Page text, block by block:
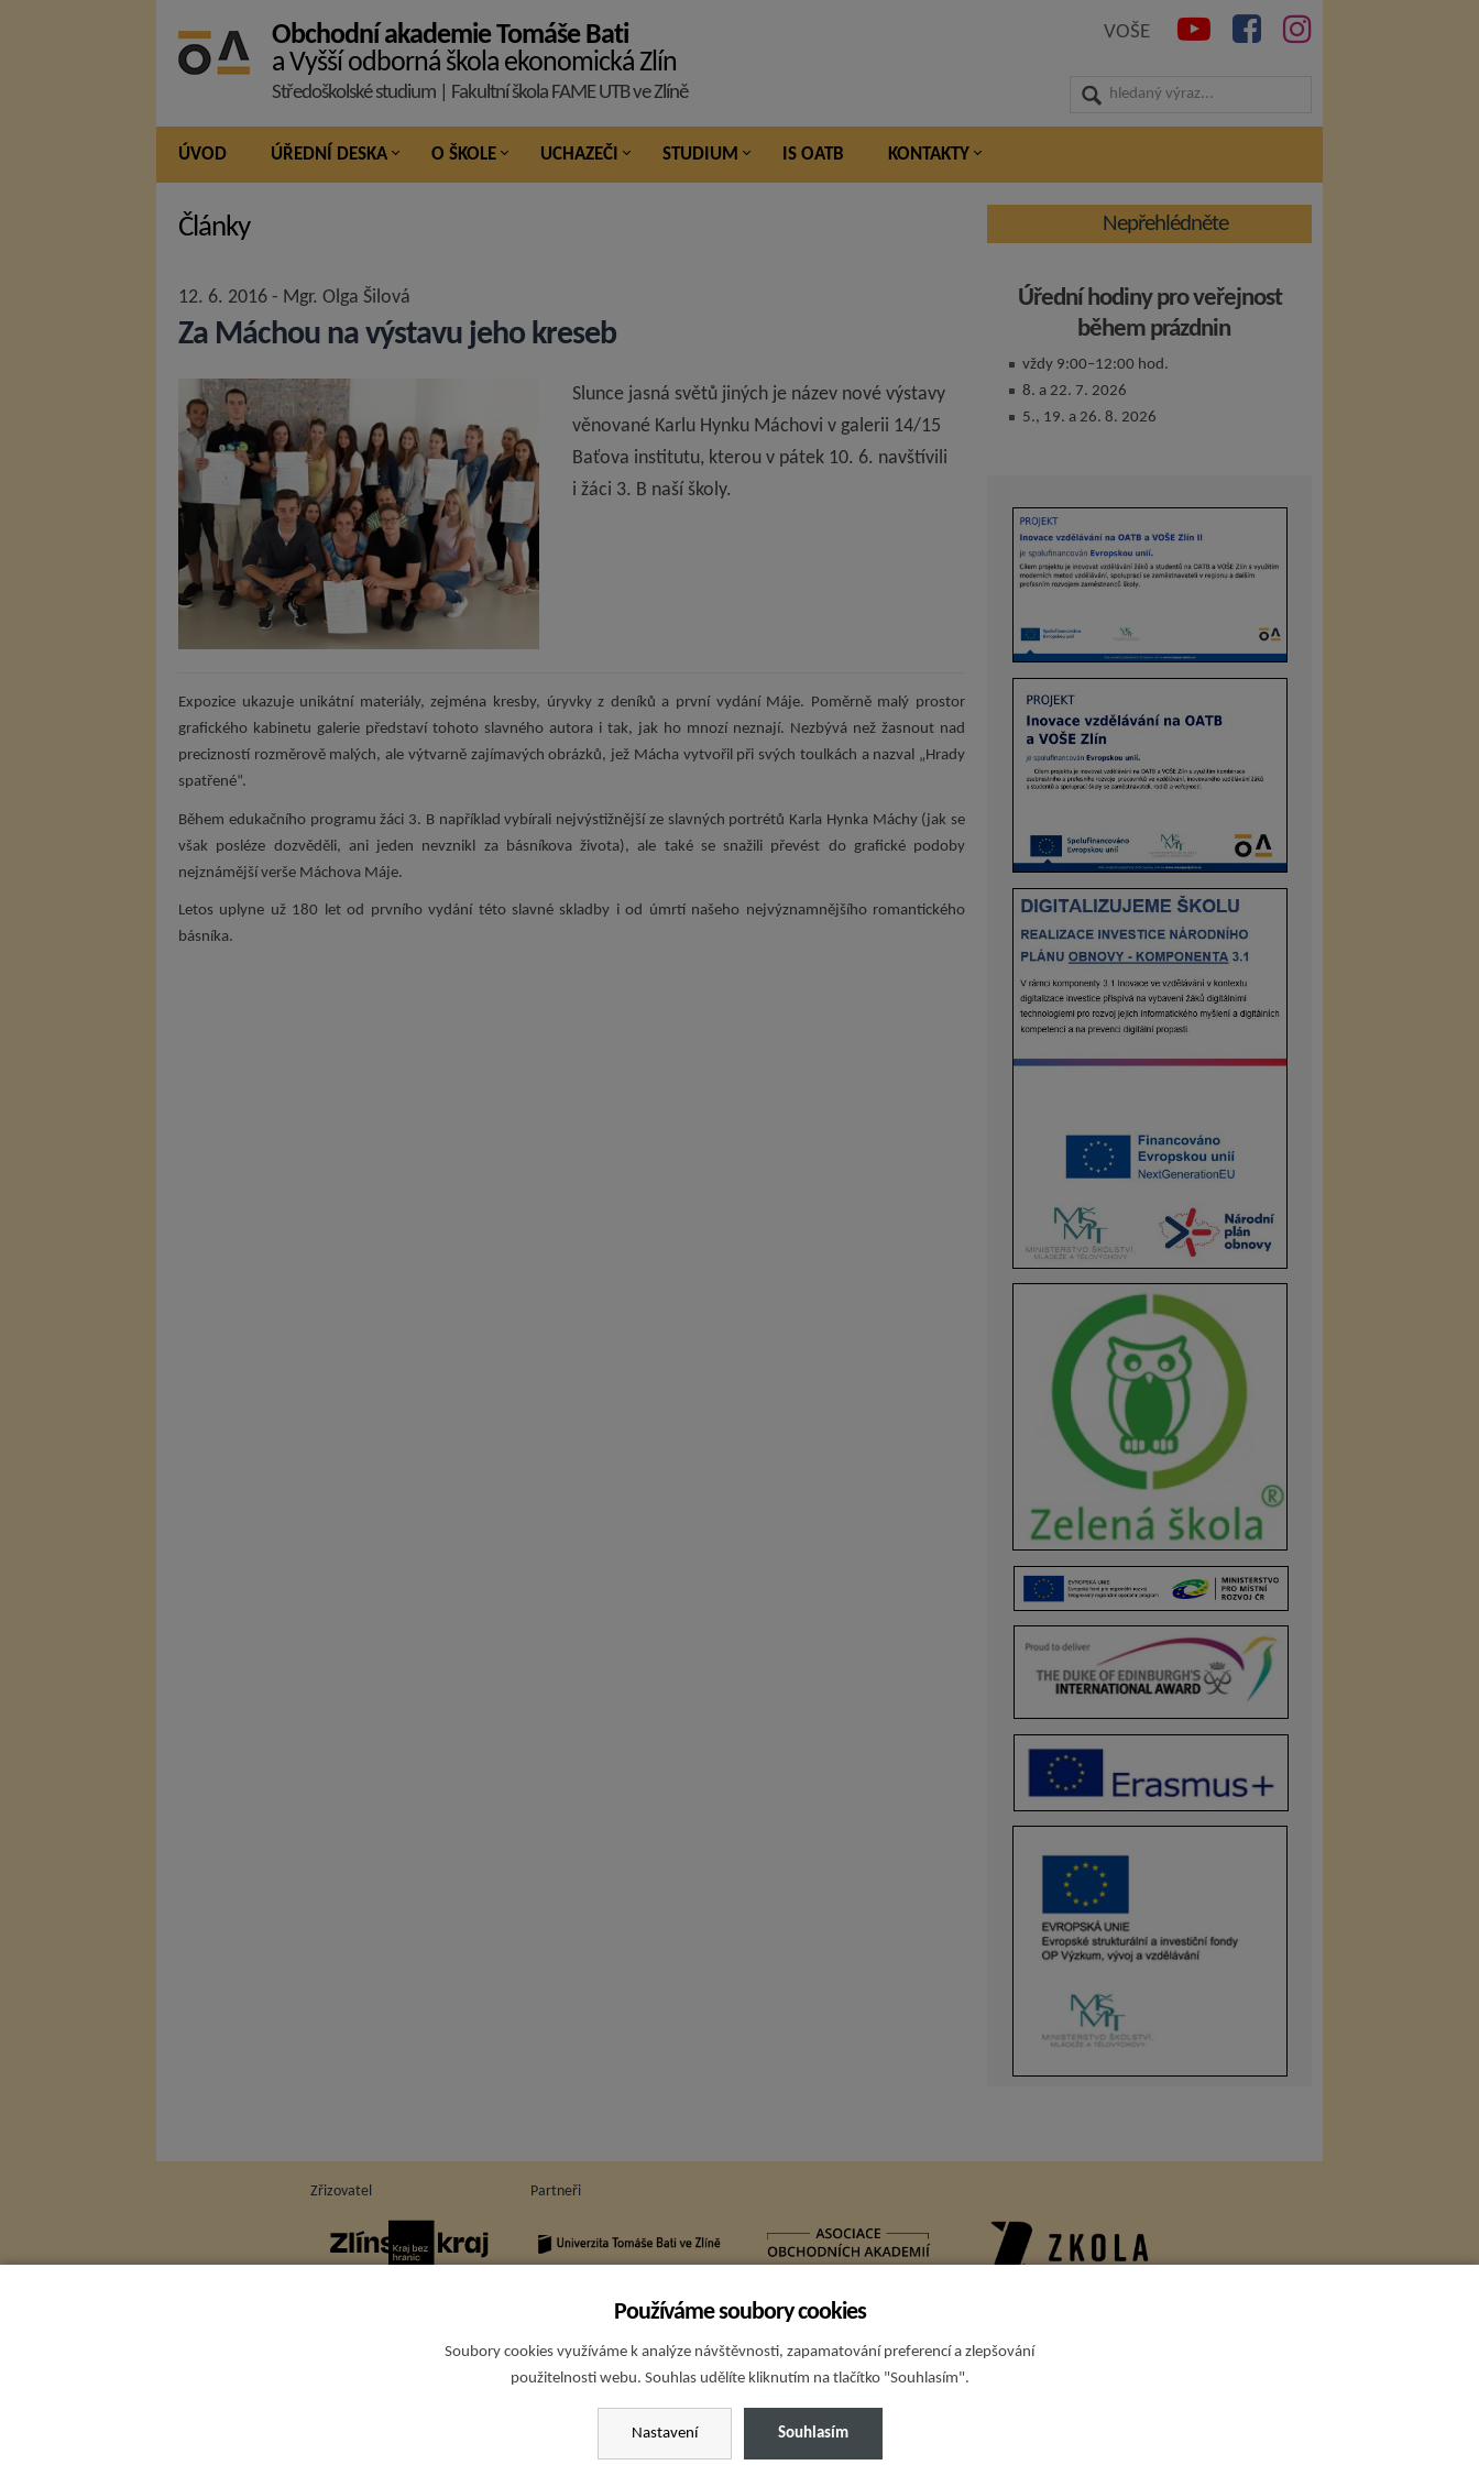
Obchodní akademie Tomáše Bati
a Vyšší odborná škola ekonomická Zlín
Středoškolské studium | Fakultní škola FAME UTB ve Zlíně
VOŠE
ÚVOD ÚŘEDNÍ DESKA O ŠKOLE UCHAZEČI STUDIUM IS OATB KONTAKTY
Nepřehlédněte
Úřední hodiny pro veřejnost
během prázdnin
vždy 9:00–12:00 hod.
8. a 22. 7. 2026
5., 19. a 26. 8. 2026
Články
12. 6. 2016 - Mgr. Olga Šilová
Za Máchou na výstavu jeho kreseb
Slunce jasná světů jiných je název nové výstavy
věnované Karlu Hynku Máchovi v galerii 14/15
Baťova institutu, kterou v pátek 10. 6. navštívili
i žáci 3. B naší školy.
Expozice ukazuje unikátní materiály, zejména kresby, úryvky z deníků a první vydání Máje. Poměrně malý prostor
grafického kabinetu galerie představí tohoto slavného autora i tak, jak ho mnozí neznají. Nezbývá než žasnout nad
precizností rozměrově malých, ale výtvarně zajímavých obrázků, jež Mácha vytvořil při svých toulkách a nazval „Hrady
spatřené“.
Během edukačního programu žáci 3. B například vybírali nejvýstižnější ze slavných portrétů Karla Hynka Máchy (jak se
však posléze dozvěděli, ani jeden nevznikl za básníkova života), ale také se snažili převést do grafické podoby
nejznámější verše Máchova Máje.
Letos uplyne už 180 let od prvního vydání této slavné skladby i od úmrtí našeho nejvýznamnějšího romantického
básníka.
Zřizovatel Partneři
Používáme soubory cookies
Soubory cookies využíváme k analýze návštěvnosti, zapamatování preferencí a zlepšování
použitelnosti webu. Souhlas udělíte kliknutím na tlačítko "Souhlasím".
Nastavení Souhlasím